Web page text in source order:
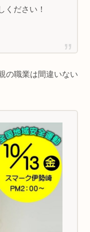
ください！
の職業は間違いない